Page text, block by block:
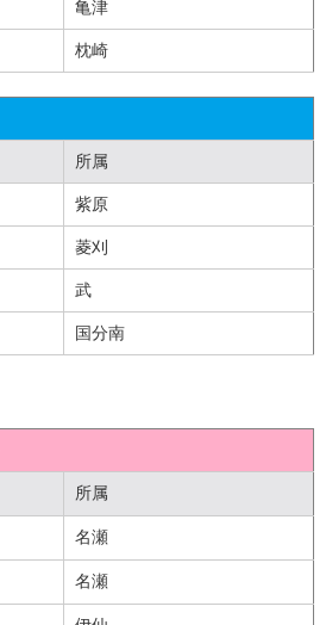
亀津
枕崎
所属
紫原
菱刈
武
国分南
所属
名瀬
名瀬